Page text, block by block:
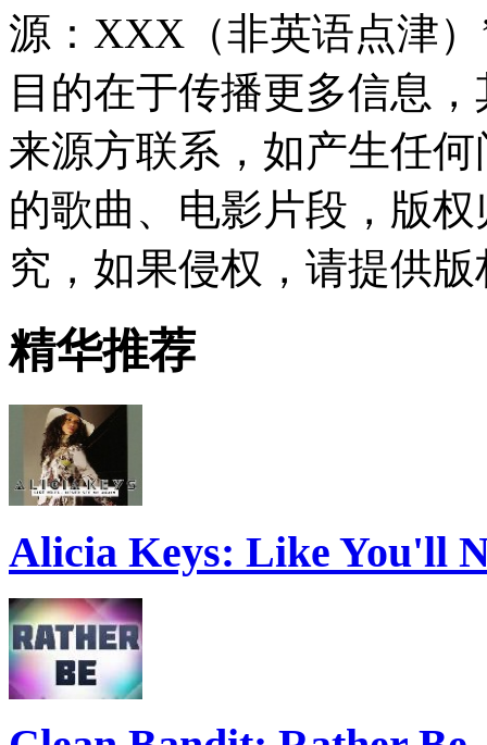
源：XXX（非英语点津
目的在于传播更多信息
来源方联系，如产生任
的歌曲、电影片段，版
究，如果侵权，请提供
精华推荐
Alicia Keys: Like You'll